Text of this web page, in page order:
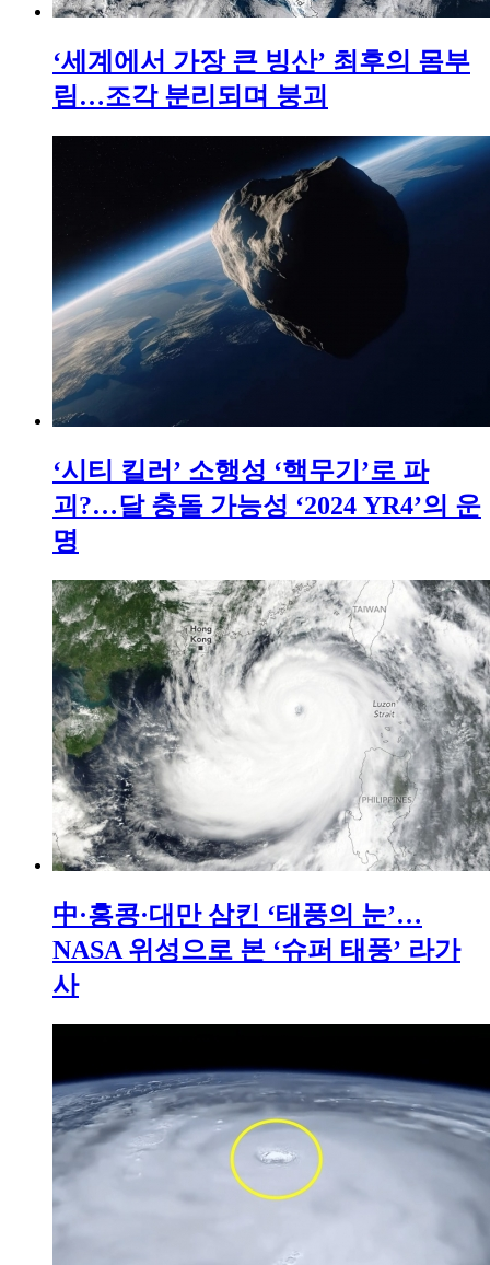
‘세계에서 가장 큰 빙산’ 최후의 몸부
림…조각 분리되며 붕괴
‘시티 킬러’ 소행성 ‘핵무기’로 파
괴?…달 충돌 가능성 ‘2024 YR4’의 운
명
中·홍콩·대만 삼킨 ‘태풍의 눈’…
NASA 위성으로 본 ‘슈퍼 태풍’ 라가
사